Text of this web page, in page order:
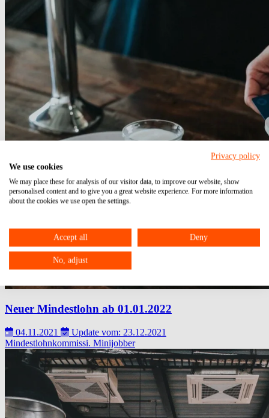
Neuer Mindestlohn ab 01.01.2022
04.11.2021
Update vom: 23.12.2021
Mindestlohnkommissi. Minijobber
Privacy policy
We use cookies
We may place these for analysis of our visitor data, to improve our website, show
personalised content and to give you a great website experience. For more information
about the cookies we use open the settings.
Accept all Deny
No, adjust